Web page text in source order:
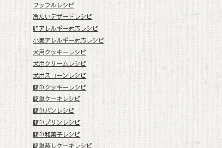
ワッフルレシピ
冷たいデザートレシピ
卵アレルギー対応レシピ
小麦アレルギー対応レシピ
犬用クッキーレシピ
犬用クリームレシピ
犬用スコーンレシピ
簡単クッキーレシピ
簡単ケーキレシピ
簡単パンレシピ
簡単プリンレシピ
簡単和菓子レシピ
簡単蒸しケーキレシピ